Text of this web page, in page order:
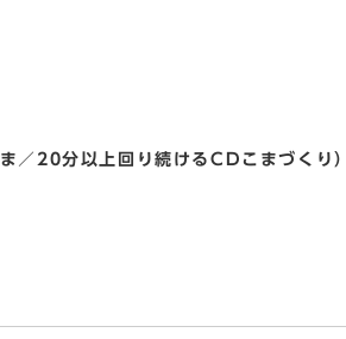
20分以上回り続けるCDこまづくり）